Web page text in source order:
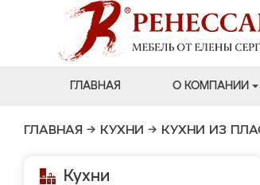
ГЛАВНАЯ О КОМПАНИИ
ГЛАВНАЯ → КУХНИ → КУХНИ ИЗ
Кухни